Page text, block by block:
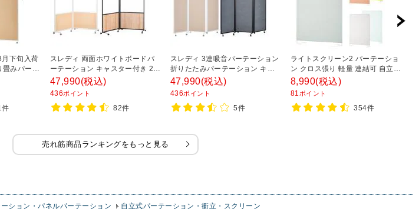
月下旬入荷
畳みパーテ
ーティシ
立式 パー
2784×高
件
スレディ 両面ホワイトボードパ
ーテーション キャスター付き 2連
連結可能 マグネット対応 自立式
幅1800×高さ1800mm オフィス
47,990(税込)
436ポイント
82件
スレディ 3連吸音パーテーション
折りたたみパーテーション キャ
スター付き 連結可能 自立式 幅
1800×高さ1800mm 移動式 衝立
オフィス
47,990(税込)
436ポイント
5件
ライトスクリーン2 パーテーショ
ン クロス張り 軽量 連結可 自立式
幅1200×高さ1800mm 目隠し 衝
立 オフィス 病院
8,990(税込)
81 ポイント
354件
売れ筋商品ランキングをもっと見る
ション・パネルパーテーション
自立式パーテーション・衝立・スクリーン